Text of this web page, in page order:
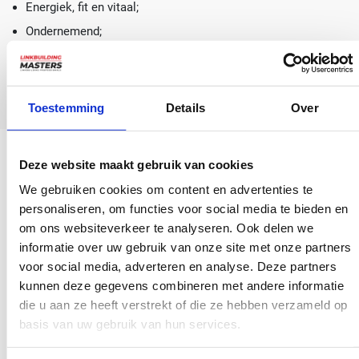
Toestemming Details Over
Deze website maakt gebruik van cookies
We gebruiken cookies om content en advertenties te
personaliseren, om functies voor social media te bieden en
om ons websiteverkeer te analyseren. Ook delen we
informatie over uw gebruik van onze site met onze partners
voor social media, adverteren en analyse. Deze partners
kunnen deze gegevens combineren met andere informatie
die u aan ze heeft verstrekt of die ze hebben verzameld op
basis van uw gebruik van hun services.
Energiek, fit en vitaal;
Ondernemend;
Loyaal met een hart voor mensen;
Dit bieden wij jou
We weten dat we veel van onze nieuwe SEO specialist vragen.
Daar staat dan ook een aantrekkelijke vergoeding tegenover.
Niet alleen kun je rekenen op een mooi salaris.
LinkbuildingMasters streeft namelijk ook naar groei en
daarmee voorzien we op ook in een mooie winstdeling. Je
bent meer dan gewoon iemand op de loonlijst.